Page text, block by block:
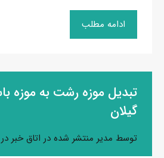
ادامه مطلب
تبدیل موزه رشت به موزه
گیلان
توسط مدیر منتشر شده در اتاق خبر در